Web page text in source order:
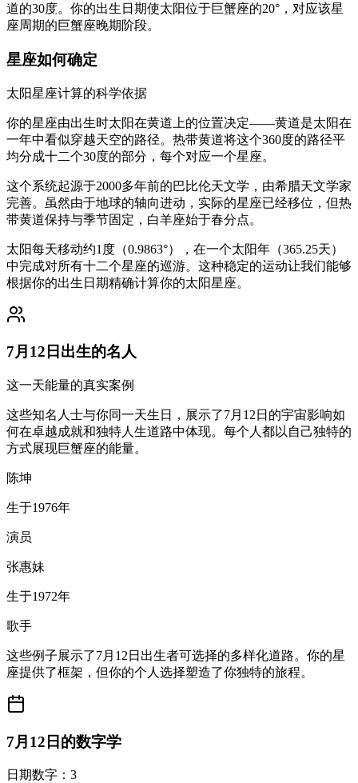
道的30度。你的出生日期使太阳位于巨蟹座的20°，对应该星
座周期的巨蟹座晚期阶段。
星座如何确定
太阳星座计算的科学依据
你的星座由出生时太阳在黄道上的位置决定——黄道是太阳在
一年中看似穿越天空的路径。热带黄道将这个360度的路径平
均分成十二个30度的部分，每个对应一个星座。
这个系统起源于2000多年前的巴比伦天文学，由希腊天文学家
完善。虽然由于地球的轴向进动，实际的星座已经移位，但热
带黄道保持与季节固定，白羊座始于春分点。
太阳每天移动约1度（0.9863°），在一个太阳年（365.25天）
中完成对所有十二个星座的巡游。这种稳定的运动让我们能够
根据你的出生日期精确计算你的太阳星座。
7月12日出生的名人
这一天能量的真实案例
这些知名人士与你同一天生日，展示了7月12日的宇宙影响如
何在卓越成就和独特人生道路中体现。每个人都以自己独特的
方式展现巨蟹座的能量。
陈坤
生于1976年
演员
张惠妹
生于1972年
歌手
这些例子展示了7月12日出生者可选择的多样化道路。你的星
座提供了框架，但你的个人选择塑造了你独特的旅程。
7月12日的数字学
日期数字：3